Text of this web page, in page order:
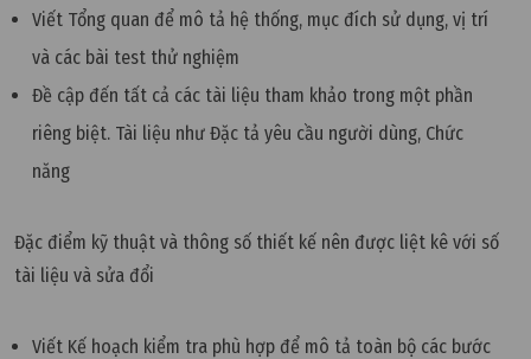
Viết Tổng quan để mô tả hệ thống, mục đích sử dụng, vị trí
và các bài test thử nghiệm
Đề cập đến tất cả các tài liệu tham khảo trong một phần
riêng biệt. Tài liệu như Đặc tả yêu cầu người dùng, Chức
năng
Đặc điểm kỹ thuật và thông số thiết kế nên được liệt kê với số
tài liệu và sửa đổi
Viết Kế hoạch kiểm tra phù hợp để mô tả toàn bộ các bước